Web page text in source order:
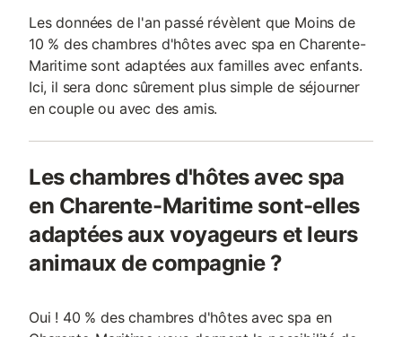
Les données de l'an passé révèlent que Moins de
10 % des chambres d'hôtes avec spa en Charente-
Maritime sont adaptées aux familles avec enfants.
Ici, il sera donc sûrement plus simple de séjourner
en couple ou avec des amis.
Les chambres d'hôtes avec spa
en Charente-Maritime sont-elles
adaptées aux voyageurs et leurs
animaux de compagnie ?
Oui ! 40 % des chambres d'hôtes avec spa en